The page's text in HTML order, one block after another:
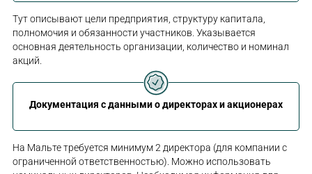
Тут описывают цели предприятия, структуру капитала,
полномочия и обязанности участников. Указывается
основная деятельность организации, количество и номинал
акций.
Документация с данными о директорах и акционерах
На Мальте требуется минимум 2 директора (для компании с
ограниченной ответственностью). Можно использовать